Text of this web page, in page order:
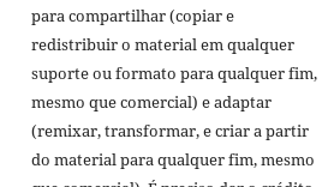
para compartilhar (copiar e
redistribuir o material em qualquer
suporte ou formato para qualquer fim,
mesmo que comercial) e adaptar
(remixar, transformar, e criar a partir
do material para qualquer fim, mesmo